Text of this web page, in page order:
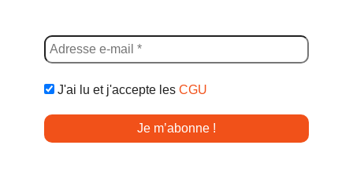
J'ai lu et j'accepte les CGU